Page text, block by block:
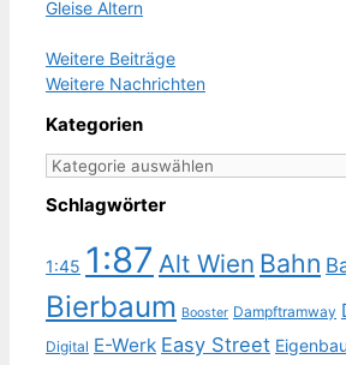
Gleise Altern
Weitere Beiträge
Weitere Nachrichten
Kategorien
Kategorien
Schlagwörter
1:45 1:87 Alt Wien Bahn
Bierbaum Booster Dampftramway
Digital E-Werk Easy Street Eigenbau